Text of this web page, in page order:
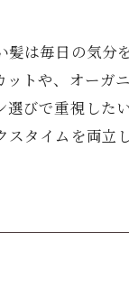
は毎日の気分
トや、オーガ
びで重視した
タイムを両立